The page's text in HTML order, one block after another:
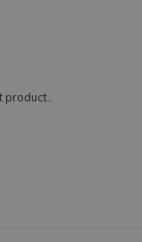
product..